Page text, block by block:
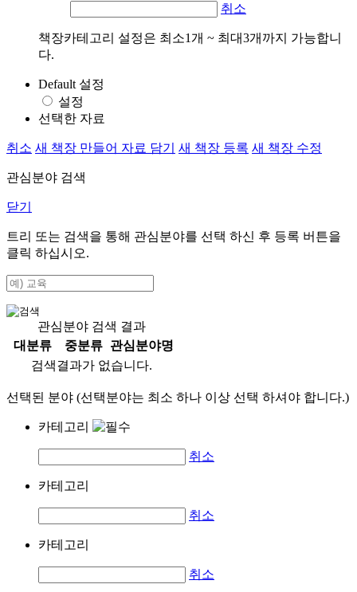
취소
책장카테고리 설정은 최소1개 ~ 최대3개까지 가능합니
다.
Default 설정
설정
선택한 자료
취소 새 책장 만들어 자료 담기 새 책장 등록 새 책장 수정
관심분야 검색
닫기
트리 또는 검색을 통해 관심분야를 선택 하신 후 등록 버튼을
클릭 하십시오.
관심분야 검색 결과
대분류
중분류
관심분야명
검색결과가 없습니다.
선택된 분야 (선택분야는 최소 하나 이상 선택 하셔야 합니다.)
카테고리
취소
카테고리
취소
카테고리
취소